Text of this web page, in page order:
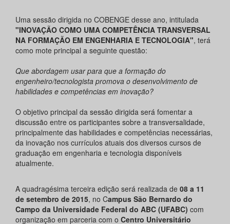
Uma sessão dirigida no COBENGE desse ano, intitulada
"INOVAÇÃO COMO UMA COMPETÊNCIA TRANSVERSAL
NA FORMAÇÃO EM ENGENHARIA E TECNOLOGIA", terá
como mote principal a seguinte questão:
​Que abordagem usar para que a formação do
engenheiro/tecnologista promova o desenvolvimento de
habilidades e competências em inovação?
O objetivo principal da sessão dirigida será fomentar a
discussão entre os participantes sobre a transversalidade,
principalmente das habilidades e competências necessárias,
da inovação nos currículos atuais dos diversos cursos de
graduação em engenharia e tecnologia disponíveis
atualmente.
A quadragésima terceira edição será realizada de 08 a 11
de setembro de 2015, no Campus São Bernardo do
Campo da Universidade Federal do ABC (UFABC) com
organização em parceria com o Centro Universitário